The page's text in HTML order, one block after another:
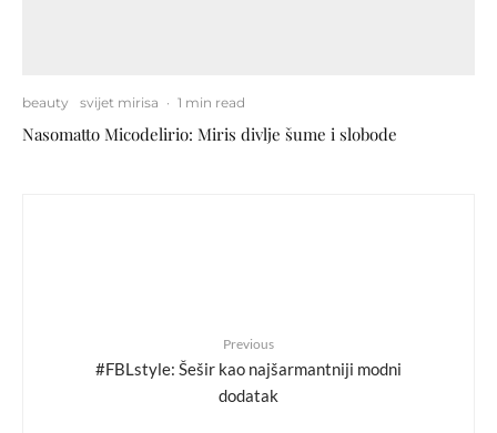
beauty svijet mirisa · 1 min read
Nasomatto Micodelirio: Miris divlje šume i slobode
Previous
#FBLstyle: Šešir kao najšarmantniji modni
dodatak